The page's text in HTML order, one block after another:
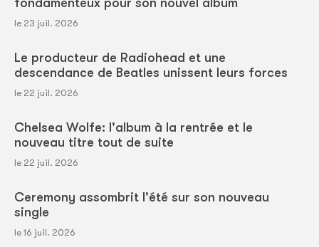
fondamenteux pour son nouvel album
le 23 juil. 2026
Le producteur de Radiohead et une
descendance de Beatles unissent leurs forces
le 22 juil. 2026
Chelsea Wolfe: l'album à la rentrée et le
nouveau titre tout de suite
le 22 juil. 2026
Ceremony assombrit l'été sur son nouveau
single
le 16 juil. 2026